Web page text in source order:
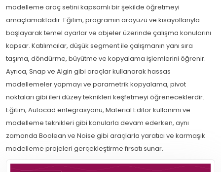
modelleme araç setini kapsamlı bir şekilde öğretmeyi
amaçlamaktadır. Eğitim, programın arayüzü ve kısayollarıyla
başlayarak temel ayarlar ve objeler üzerinde çalışma konularını
kapsar. Katılımcılar, düşük segment ile çalışmanın yanı sıra
taşıma, döndürme, büyütme ve kopyalama işlemlerini öğrenir.
Ayrıca, Snap ve Algin gibi araçlar kullanarak hassas
modellemeler yapmayı ve parametrik kopyalama, pivot
noktaları gibi ileri düzey teknikleri keşfetmeyi öğreneceklerdir.
Eğitim, Autocad entegrasyonu, Material Editor kullanımı ve
modelleme teknikleri gibi konularla devam ederken, aynı
zamanda Boolean ve Noise gibi araçlarla yaratıcı ve karmaşık
modelleme projeleri gerçekleştirme fırsatı sunar.